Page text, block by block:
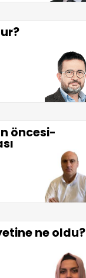
öncesi-
ne oldu?